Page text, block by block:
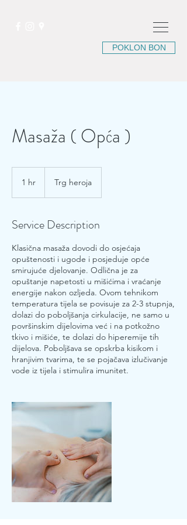
POKLON BON
Masaža ( Opća )
1 hr Trg heroja
Service Description
Klasična masaža dovodi do osjećaja
opuštenosti i ugode i posjeduje opće
smirujuće djelovanje. Odlična je za
opuštanje napetosti u mišićima i vraćanje
energije nakon ozljeda. Ovom tehnikom
temperatura tijela se povisuje za 2-3 stupnja,
dolazi do poboljšanja cirkulacije, ne samo u
površinskim dijelovima već i na potkožno
tkivo i mišiće, te dolazi do hiperemije tih
dijelova. Poboljšava se opskrba kisikom i
hranjivim tvarima, te se pojačava izlučivanje
vode iz tijela i stimulira imunitet.